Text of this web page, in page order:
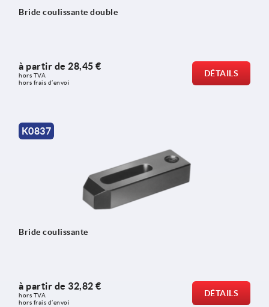
Bride coulissante double
à partir de 28,45 €
hors TVA
hors frais d’envoi
DÉTAILS
K0837
Bride coulissante
à partir de 32,82 €
hors TVA
hors frais d’envoi
DÉTAILS